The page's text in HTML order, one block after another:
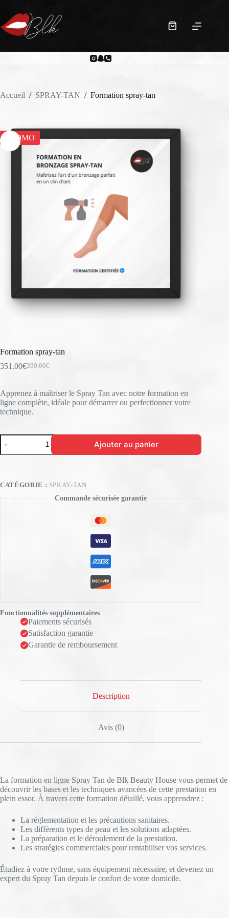
contenu
Panier
Accueil / SPRAY-TAN / Formation spray-tan
PROMO
Formation spray-tan
390.00€
Le
initial
était :
390.00€.
351.00€Le
actuel
est :
351.00€.
Apprenez à maîtriser le Spray Tan avec notre formation en
ligne complète, idéale pour démarrer ou perfectionner votre
technique.
quantité
de
Formation
Ajouter au panier
CATÉGORIE : SPRAY-TAN
Commande sécurisée garantie
Fonctionnalités supplémentaires
Paiements sécurisés
Satisfaction garantie
Garantie de remboursement
Description
Avis (0)
La formation en ligne Spray Tan de Blk Beauty House vous permet de
découvrir les bases et les techniques avancées de cette prestation en
plein essor. À travers cette formation détaillé, vous apprendrez :
La réglementation et les précautions sanitaires.
Les différents types de peau et les solutions adaptées.
La préparation et le déroulement de la prestation.
Les stratégies commerciales pour rentabiliser vos services.
Étudiez à votre rythme, sans équipement nécessaire, et devenez un
expert du Spray Tan depuis le confort de votre domicile.